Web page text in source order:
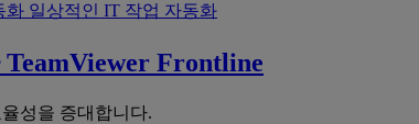
화 일상적인 IT 작업 자동화
TeamViewer Frontline
성을 증대합니다.